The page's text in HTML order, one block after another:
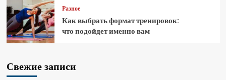
Разное
Как выбрать формат тренировок:
что подойдет именно вам
Свежие записи